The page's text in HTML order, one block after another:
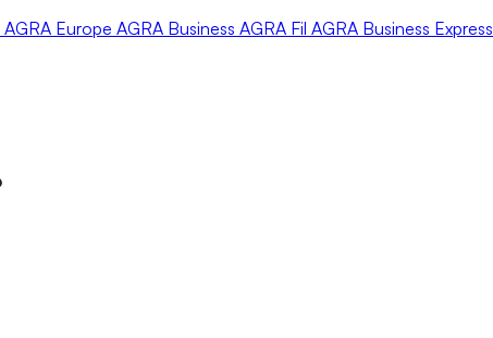
AGRA Europe AGRA Business AGRA Fil AGRA Business Express